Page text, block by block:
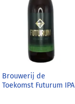
Brouwerij de
Toekomst Futurum IPA